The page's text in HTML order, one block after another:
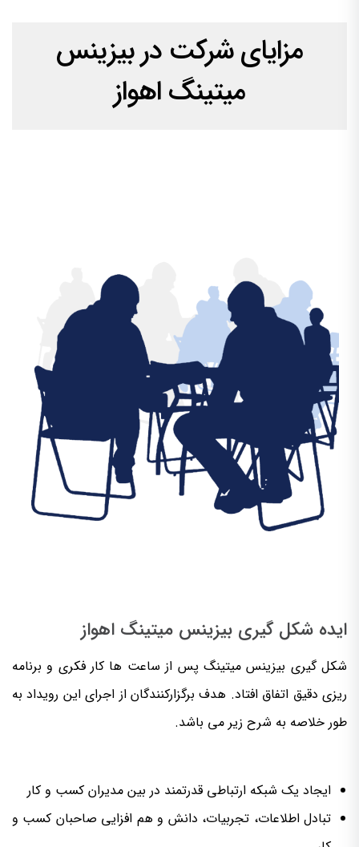
مزایای شرکت در بیزینس
میتینگ اهواز
ایده شکل گیری بیزینس میتینگ اهواز
شکل گیری بیزینس میتینگ پس از ساعت ها کار فکری و برنامه
ریزی دقیق اتفاق افتاد. هدف برگزارکنندگان از اجرای این رویداد به
طور خلاصه به شرح زیر می باشد.
ایجاد یک شبکه ارتباطی قدرتمند در بین مدیران کسب و کار
تبادل اطلاعات، تجربیات، دانش و هم افزایی صاحبان کسب و